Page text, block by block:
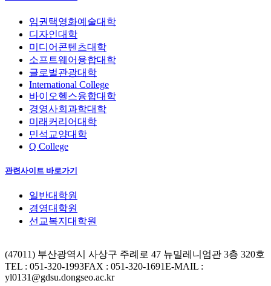
임권택영화예술대학
디자인대학
미디어콘텐츠대학
소프트웨어융합대학
글로벌관광대학
International College
바이오헬스융합대학
경영사회과학대학
미래커리어대학
민석교양대학
Q College
관련사이트 바로가기
일반대학원
경영대학원
선교복지대학원
(47011) 부산광역시 사상구 주례로 47 뉴밀레니엄관 3층 320호
TEL : 051-320-1993FAX : 051-320-1691E-MAIL :
yl0131@gdsu.dongseo.ac.kr